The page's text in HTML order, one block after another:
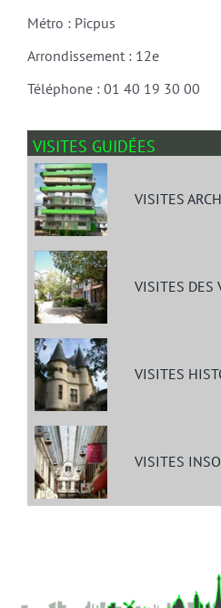
Métro : Picpus
Arrondissement : 12e
Téléphone : 01 40 19 30 00
VISITES GUIDÉES
VISITES
VISITES DES
VISITES
VISITES